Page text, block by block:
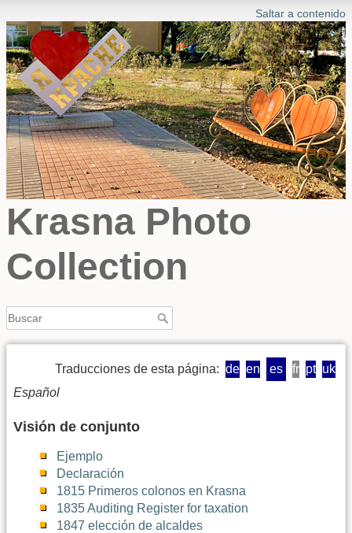
Saltar a contenido
Krasna Photo
Collection
Traducciones de esta página: de en es fr pt uk
Español
Visión de conjunto
Ejemplo
Declaración
1815 Primeros colonos en Krasna
1835 Auditing Register for taxation
1847 elección de alcaldes